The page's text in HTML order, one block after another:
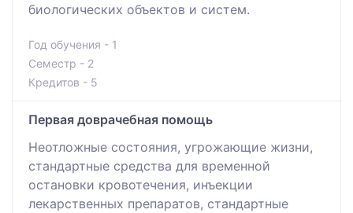
биологических объектов и систем.
Год обучения - 1
Семестр - 2
Кредитов - 5
Первая доврачебная помощь
Неотложные состояния, угрожающие жизни,
стандартные средства для временной
остановки кровотечения, инъекции
лекарственных препаратов, стандартные